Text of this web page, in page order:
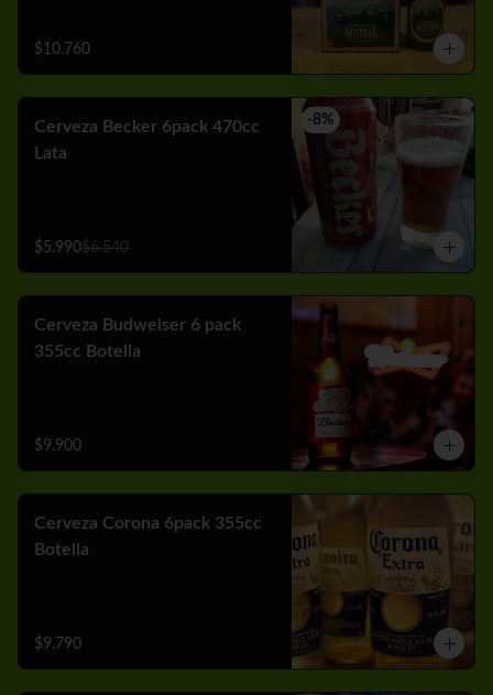
$10.760
-8%
Cerveza Becker 6pack 470cc
Lata
$5.990$6.540
Cerveza Budweiser 6 pack
355cc Botella
$9.900
Cerveza Corona 6pack 355cc
Botella
$9.790